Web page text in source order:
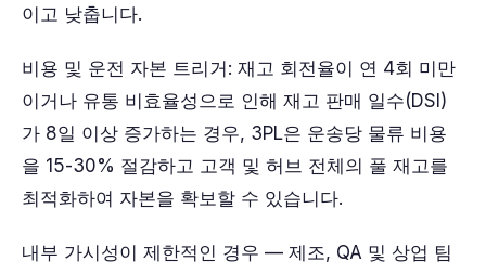
이고 낮춥니다.
비용 및 운전 자본 트리거: 재고 회전율이 연 4회 미만
이거나 유통 비효율성으로 인해 재고 판매 일수(DSI)
가 8일 이상 증가하는 경우, 3PL은 운송당 물류 비용
을 15-30% 절감하고 고객 및 허브 전체의 풀 재고를
최적화하여 자본을 확보할 수 있습니다.
내부 가시성이 제한적인 경우 — 제조, QA 및 상업 팀